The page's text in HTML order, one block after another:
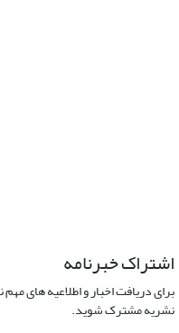
اشتراک خبرنامه
برای دریافت اخبار و اطلاعیه های
نشریه مشترک شوید.